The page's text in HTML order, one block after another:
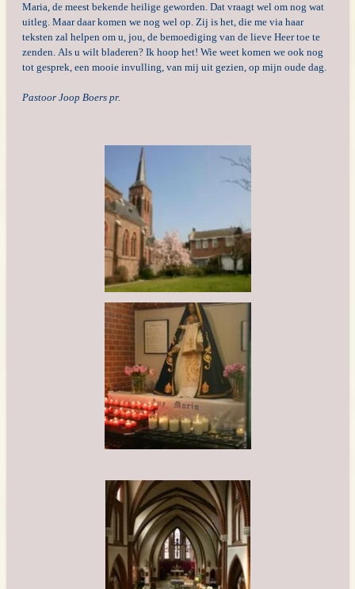
Maria, de meest bekende heilige geworden. Dat vraagt wel om nog wat
uitleg. Maar daar komen we nog wel op. Zij is het, die me via haar
teksten zal helpen om u, jou, de bemoediging van de lieve Heer toe te
zenden. Als u wilt bladeren? Ik hoop het! Wie weet komen we ook nog
tot gesprek, een mooie invulling, van mij uit gezien, op mijn oude dag.
Pastoor Joop Boers pr.